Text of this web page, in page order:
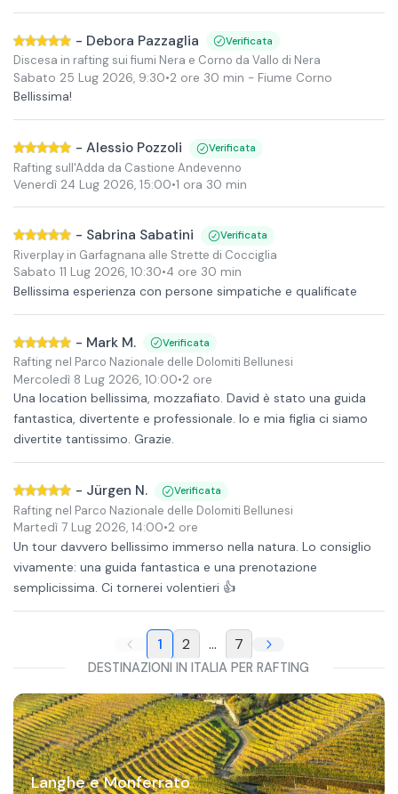
- Debora Pazzaglia Verificata
Discesa in rafting sui fiumi Nera e Corno da Vallo di Nera
Sabato 25 Lug 2026, 9:30•2 ore 30 min - Fiume Corno
Bellissima!
- Alessio Pozzoli Verificata
Rafting sull'Adda da Castione Andevenno
Venerdì 24 Lug 2026, 15:00•1 ora 30 min
- Sabrina Sabatini Verificata
Riverplay in Garfagnana alle Strette di Cocciglia
Sabato 11 Lug 2026, 10:30•4 ore 30 min
Bellissima esperienza con persone simpatiche e qualificate
- Mark M. Verificata
Rafting nel Parco Nazionale delle Dolomiti Bellunesi
Mercoledì 8 Lug 2026, 10:00•2 ore
Una location bellissima, mozzafiato. David è stato una guida
fantastica, divertente e professionale. Io e mia figlia ci siamo
divertite tantissimo. Grazie.
- Jürgen N. Verificata
Rafting nel Parco Nazionale delle Dolomiti Bellunesi
Martedì 7 Lug 2026, 14:00•2 ore
Un tour davvero bellissimo immerso nella natura. Lo consiglio
vivamente: una guida fantastica e una prenotazione
semplicissima. Ci tornerei volentieri 👍
1 2 ... 7
DESTINAZIONI IN ITALIA PER RAFTING
Langhe e Monferrato